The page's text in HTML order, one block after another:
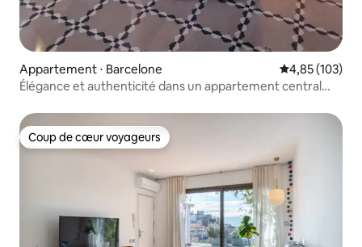
Appartement ⋅ Barcelone Évaluation
4,85 (103)
Élégance et authenticité dans un appartement central
Coup de cœur voyageurs
Coup de cœur voyageurs